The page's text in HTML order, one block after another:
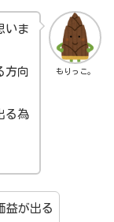
もりっこ。
いま
方向
る為
益が出る